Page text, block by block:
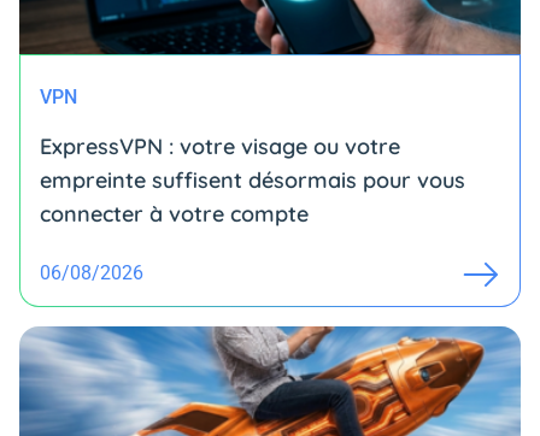
VPN
ExpressVPN : votre visage ou votre
empreinte suffisent désormais pour vous
connecter à votre compte
06/08/2026